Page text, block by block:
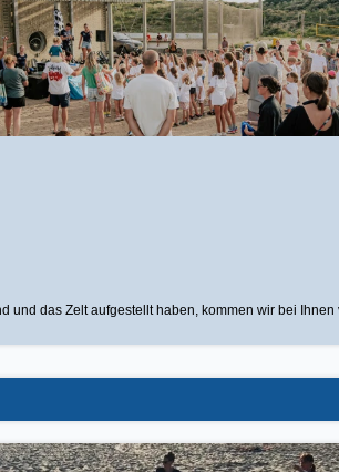
und das Zelt aufgestellt haben, kommen wir bei Ihnen